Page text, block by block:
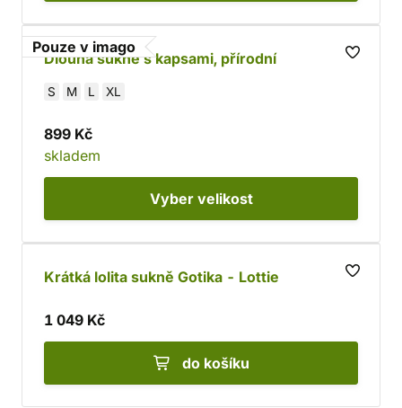
Pouze v imago
Dlouhá sukně s kapsami, přírodní
S M L XL
899 Kč
skladem
Vyber velikost
Krátká lolita sukně Gotika - Lottie
1 049 Kč
do košíku